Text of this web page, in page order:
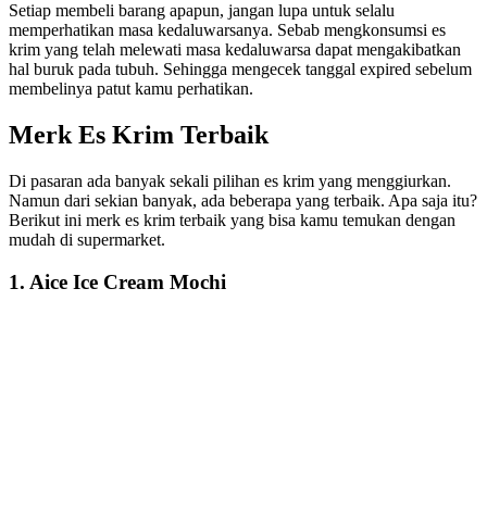
Setiap membeli barang apapun, jangan lupa untuk selalu
memperhatikan masa kedaluwarsanya. Sebab mengkonsumsi es
krim yang telah melewati masa kedaluwarsa dapat mengakibatkan
hal buruk pada tubuh. Sehingga mengecek tanggal expired sebelum
membelinya patut kamu perhatikan.
Merk Es Krim Terbaik
Di pasaran ada banyak sekali pilihan es krim yang menggiurkan.
Namun dari sekian banyak, ada beberapa yang terbaik. Apa saja itu?
Berikut ini merk es krim terbaik yang bisa kamu temukan dengan
mudah di supermarket.
1. Aice Ice Cream Mochi